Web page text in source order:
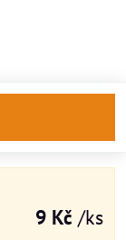
9 Kč /ks